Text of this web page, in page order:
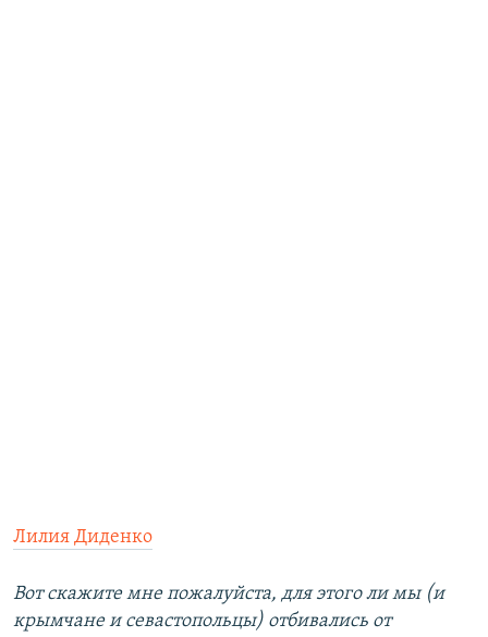
Лилия Диденко
Вот скажите мне пожалуйста, для этого ли мы (и
крымчане и севастопольцы) отбивались от